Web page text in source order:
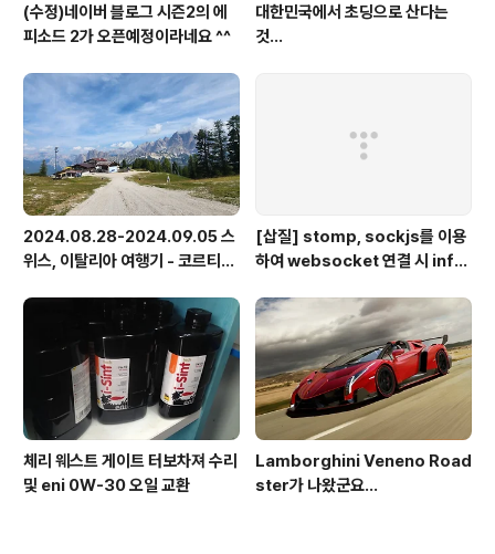
(수정)네이버 블로그 시즌2의 에
피소드 2가 오픈예정이라네요 ^^
대한민국에서 초딩으로 산다는
것...
2024.08.28-2024.09.05 스
위스, 이탈리아 여행기 - 코르티나
스
[삽질] stomp, sockjs를 이용
하여 websocket 연결 시 info
체리 웨스트 게이트 터보차져 수리
및 eni 0W-30 오일 교환
Lamborghini Veneno Road
ster가 나왔군요...